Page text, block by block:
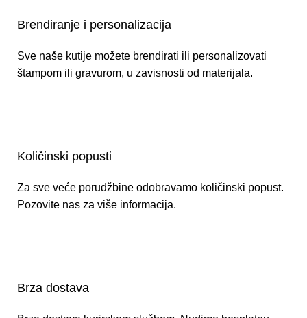
Brendiranje i personalizacija
Sve naše kutije možete brendirati ili personalizovati
štampom ili gravurom, u zavisnosti od materijala.
Količinski popusti
Za sve veće porudžbine odobravamo količinski popust.
Pozovite nas za više informacija.
Brza dostava